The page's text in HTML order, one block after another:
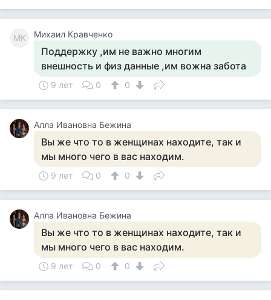
МК Михаил Кравченко
Поддержку ,им не важно многим
внешность и физ данные ,им вожна забота
9 лет 0 0
Алла Ивановна Бежина
Вы же что то в женщинах находите, так и
мы много чего в вас находим.
9 лет 0 0
Алла Ивановна Бежина
Вы же что то в женщинах находите, так и
мы много чего в вас находим.
9 лет 0 0